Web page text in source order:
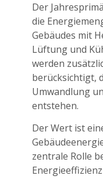
Der
die
Gebäudes mit
Lüftung und
werden
berücksichtigt,
Umwandlung
entstehen.
Der Wert ist
zentrale Rolle